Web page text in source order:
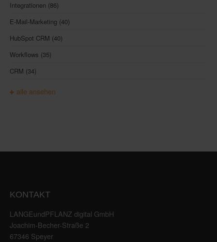
Integrationen (86)
E-Mail-Marketing (40)
HubSpot CRM (40)
Workflows (35)
CRM (34)
alle ansehen
KONTAKT
LANGEundPFLANZ digital GmbH
Joachim-Becher-Straße 2
67346 Speyer